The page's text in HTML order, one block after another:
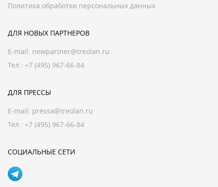
Политика обработки персональных данных
ДЛЯ НОВЫХ ПАРТНЕРОВ
E-mail: newpartner@treolan.ru
Тел.: +7 (495) 967-66-84
ДЛЯ ПРЕССЫ
E-mail: pressa@treolan.ru
Тел.: +7 (495) 967-66-84
СОЦИАЛЬНЫЕ СЕТИ